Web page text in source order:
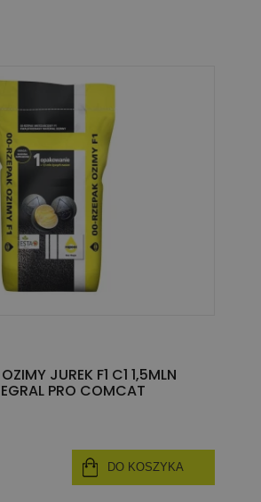
JUREK F1 C1 1,5MLN
PRO COMCAT
DO KOSZYKA